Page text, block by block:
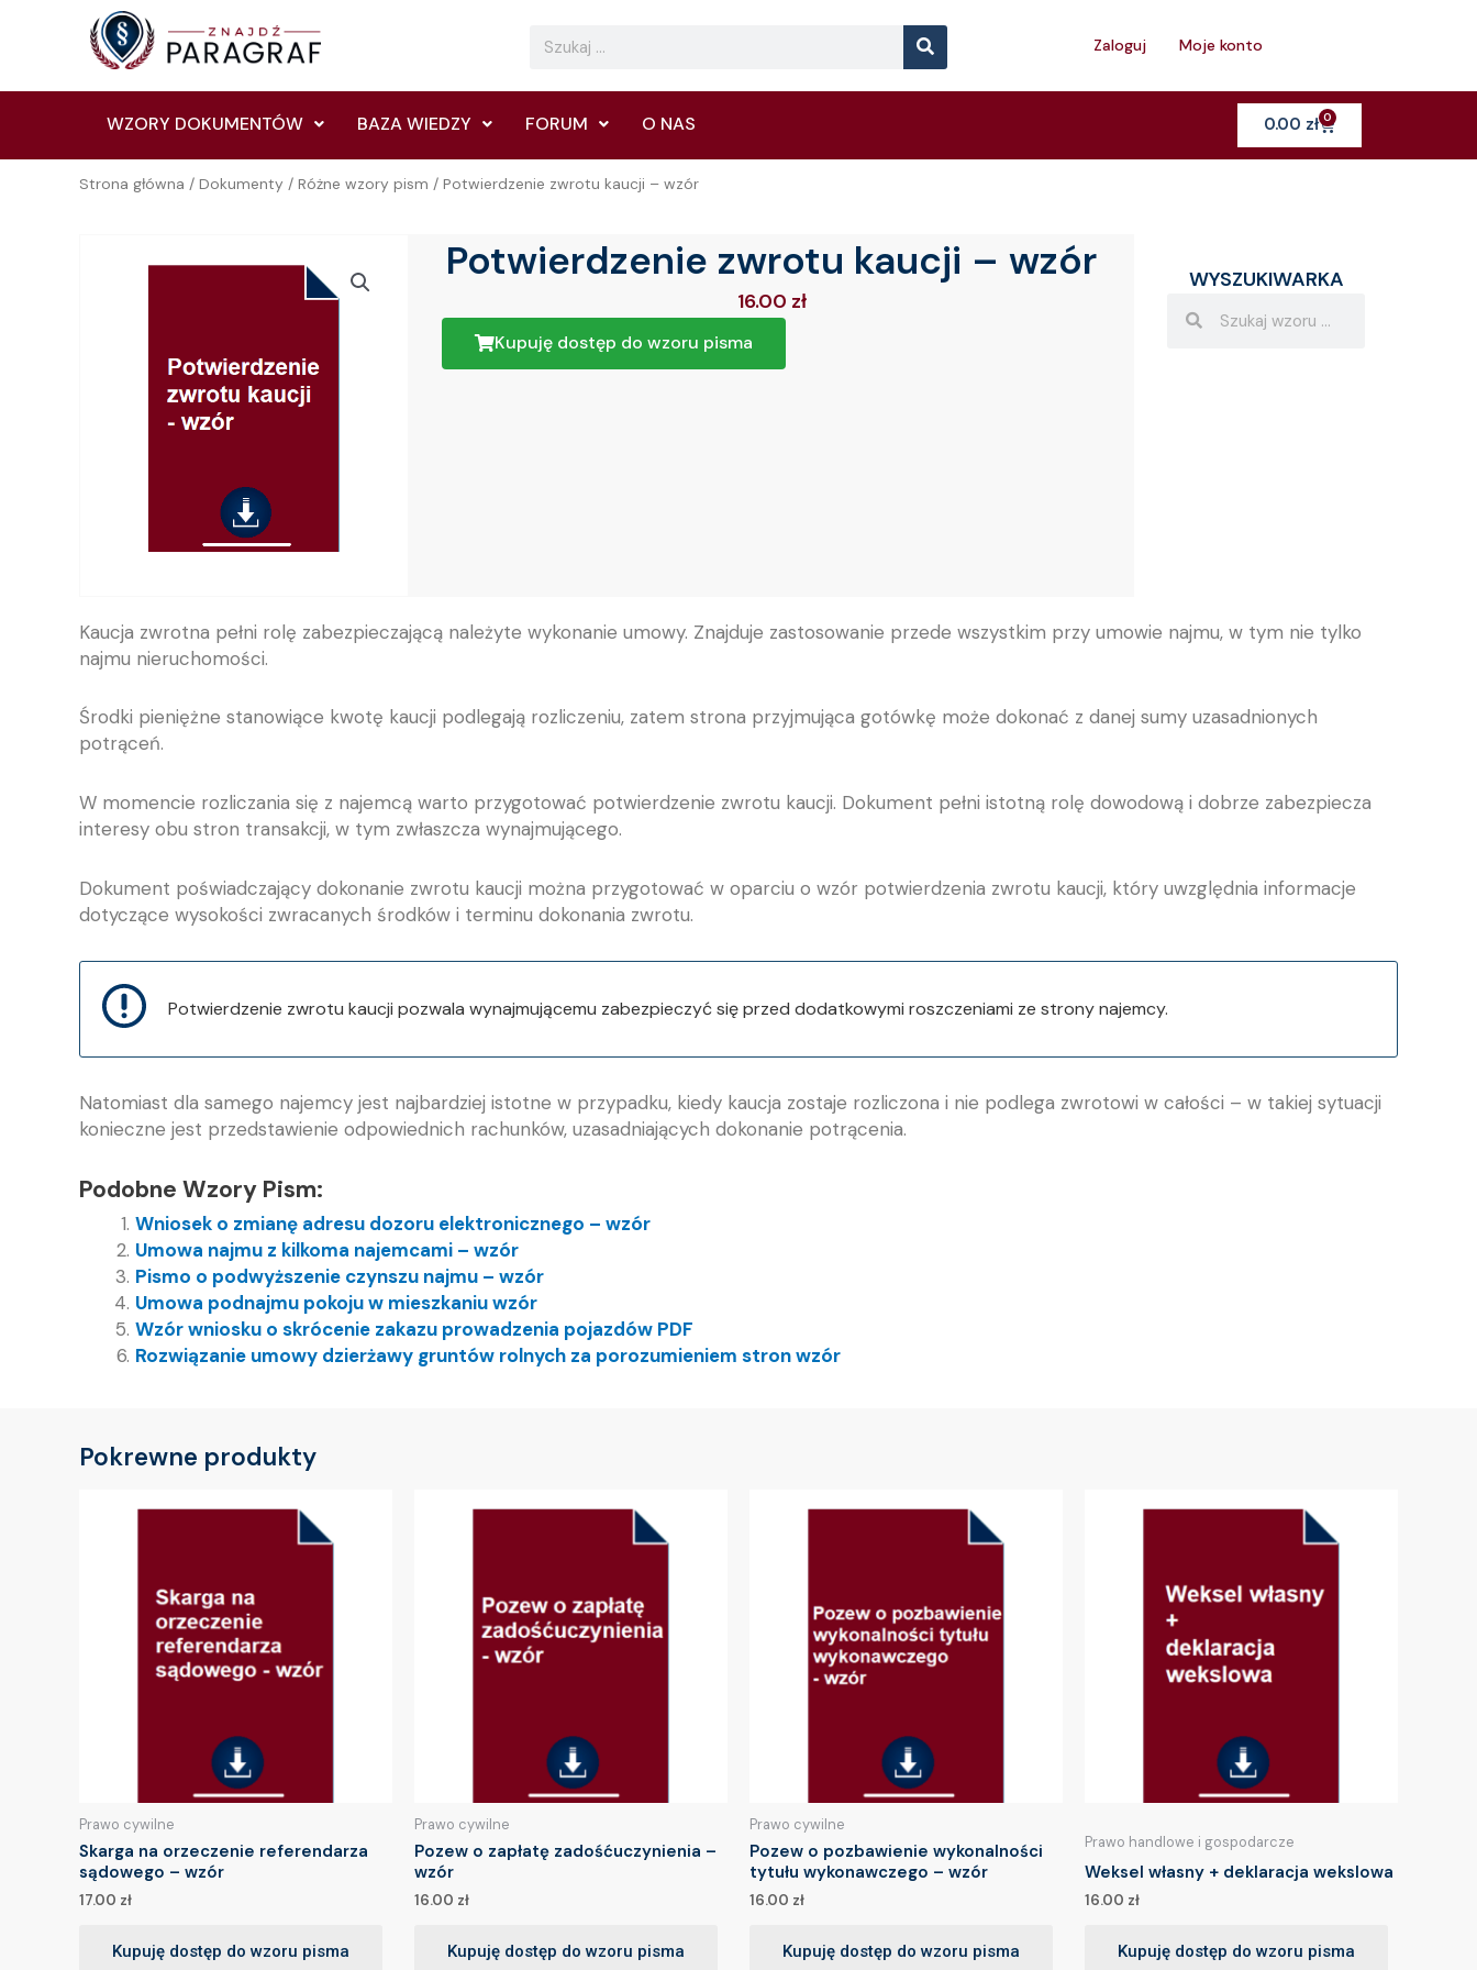
Search Search
Zaloguj Moje konto
WZORY DOKUMENTÓW BAZA WIEDZY FORUM O NAS 0.00 zł 0Cart
Strona główna / Dokumenty / Różne wzory pism / Potwierdzenie zwrotu kaucji – wzór
Potwierdzenie zwrotu kaucji – wzór
16.00 zł
Kupuję dostęp do wzoru pisma
WYSZUKIWARKA
Kaucja zwrotna pełni rolę zabezpieczającą należyte wykonanie umowy. Znajduje zastosowanie przede wszystkim przy umowie najmu, w tym nie tylko
najmu nieruchomości.
Środki pieniężne stanowiące kwotę kaucji podlegają rozliczeniu, zatem strona przyjmująca gotówkę może dokonać z danej sumy uzasadnionych
potrąceń.
W momencie rozliczania się z najemcą warto przygotować potwierdzenie zwrotu kaucji. Dokument pełni istotną rolę dowodową i dobrze zabezpiecza
interesy obu stron transakcji, w tym zwłaszcza wynajmującego.
Dokument poświadczający dokonanie zwrotu kaucji można przygotować w oparciu o wzór potwierdzenia zwrotu kaucji, który uwzględnia informacje
dotyczące wysokości zwracanych środków i terminu dokonania zwrotu.
Potwierdzenie zwrotu kaucji pozwala wynajmującemu zabezpieczyć się przed dodatkowymi roszczeniami ze strony najemcy.
Natomiast dla samego najemcy jest najbardziej istotne w przypadku, kiedy kaucja zostaje rozliczona i nie podlega zwrotowi w całości – w takiej sytuacji
konieczne jest przedstawienie odpowiednich rachunków, uzasadniających dokonanie potrącenia.
Podobne Wzory Pism:
Wniosek o zmianę adresu dozoru elektronicznego – wzór
Umowa najmu z kilkoma najemcami – wzór
Pismo o podwyższenie czynszu najmu – wzór
Umowa podnajmu pokoju w mieszkaniu wzór
Wzór wniosku o skrócenie zakazu prowadzenia pojazdów PDF
Rozwiązanie umowy dzierżawy gruntów rolnych za porozumieniem stron wzór
Pokrewne produkty
Prawo cywilne
Skarga na orzeczenie referendarza
sądowego – wzór
17.00 zł
Kupuję dostęp do wzoru pisma
Prawo cywilne
Pozew o zapłatę zadośćuczynienia –
wzór
16.00 zł
Kupuję dostęp do wzoru pisma
Prawo cywilne
Pozew o pozbawienie wykonalności
tytułu wykonawczego – wzór
16.00 zł
Kupuję dostęp do wzoru pisma
Prawo handlowe i gospodarcze
Weksel własny + deklaracja wekslowa
16.00 zł
Kupuję dostęp do wzoru pisma